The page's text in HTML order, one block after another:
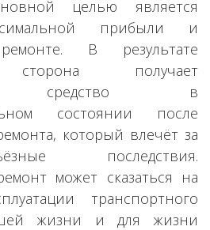
целью является
прибыли и
В результате
сторона получает
средство в
состоянии после
который влечёт за
последствия.
может сказаться на
транспортного
жизни и для жизни